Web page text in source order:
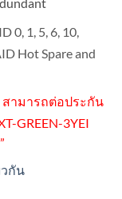
0, 1, 5, 6, 10,
Hot Spare and
สามารถต่อประกัน
GREEN-3YEI
กัน